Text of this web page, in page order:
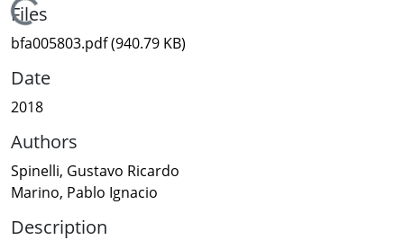
Loading...
Files
bfa005803.pdf(940.79 KB)
Date
2018
Authors
Spinelli, Gustavo Ricardo
Marino, Pablo Ignacio
Description